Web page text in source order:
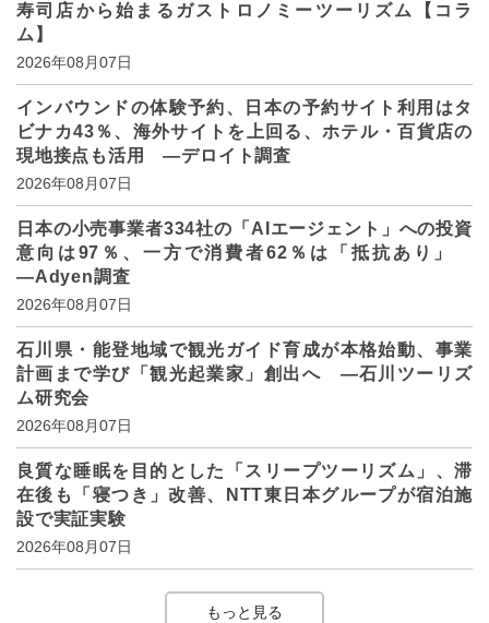
寿司店から始まるガストロノミーツーリズム【コラ
ム】
2026年08月07日
インバウンドの体験予約、日本の予約サイト利用はタ
ビナカ43％、海外サイトを上回る、ホテル・百貨店の
現地接点も活用 ―デロイト調査
2026年08月07日
日本の小売事業者334社の「AIエージェント」への投資
意向は97％、一方で消費者62％は「抵抗あり」
―Adyen調査
2026年08月07日
石川県・能登地域で観光ガイド育成が本格始動、事業
計画まで学び「観光起業家」創出へ ―石川ツーリズ
ム研究会
2026年08月07日
良質な睡眠を目的とした「スリープツーリズム」、滞
在後も「寝つき」改善、NTT東日本グループが宿泊施
設で実証実験
2026年08月07日
もっと見る